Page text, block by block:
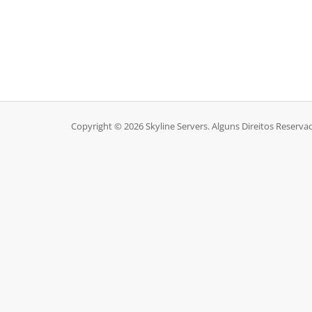
Copyright © 2026 Skyline Servers. Alguns Direitos